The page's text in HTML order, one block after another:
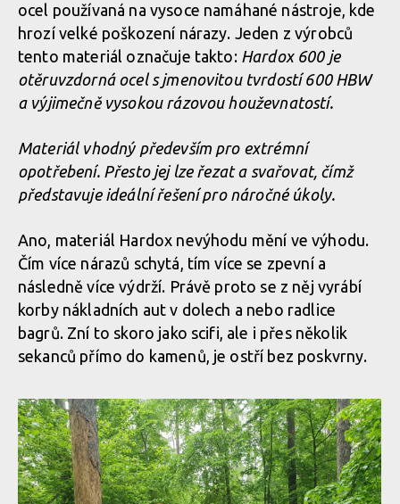
ocel používaná na vysoce namáhané nástroje, kde
hrozí velké poškození nárazy. Jeden z výrobců
tento materiál označuje takto: Hardox 600 je
otěruvzdorná ocel s jmenovitou tvrdostí 600 HBW
a výjimečně vysokou rázovou houževnatostí.
Materiál vhodný především pro extrémní
opotřebení. Přesto jej lze řezat a svařovat, čímž
představuje ideální řešení pro náročné úkoly.
Ano, materiál Hardox nevýhodu mění ve výhodu.
Čím více nárazů schytá, tím více se zpevní a
následně více výdrží. Právě proto se z něj vyrábí
korby nákladních aut v dolech a nebo radlice
bagrů. Zní to skoro jako scifi, ale i přes několik
sekanců přímo do kamenů, je ostří bez poskvrny.